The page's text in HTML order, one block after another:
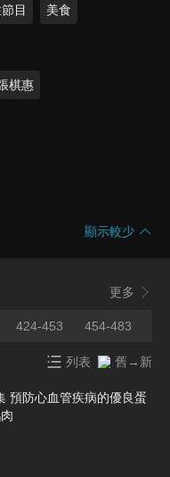
目 美食
棋惠
顯示較少
更多
424-453 454-483
列表 舊→新
預防心血管疾病的優良蛋